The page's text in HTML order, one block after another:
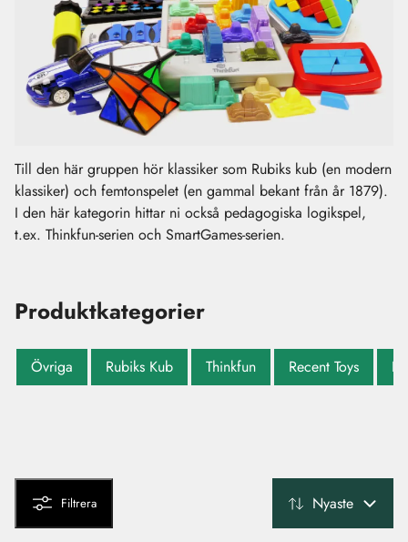
Till den här gruppen hör klassiker som Rubiks kub (en modern
klassiker) och femtonspelet (en gammal bekant från år 1879).
I den här kategorin hittar ni också pedagogiska logikspel,
t.ex. Thinkfun-serien och SmartGames-serien.
Produktkategorier
Övriga Rubiks Kub Thinkfun Recent Toys
Filtrera Nyaste